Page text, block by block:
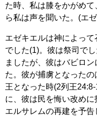
た時、私は膝をかがめ
ら私は声を聞いた。(エ
エゼキエルは神によっ
でした(1)。彼は祭司で
ましたが、彼はバビロ
た。彼が捕虜となった
王となった時(2列王
に、彼は民を悔い改め
エルサレムの再建を予告